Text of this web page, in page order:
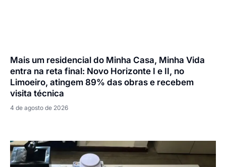
Mais um residencial do Minha Casa, Minha Vida
entra na reta final: Novo Horizonte I e II, no
Limoeiro, atingem 89% das obras e recebem
visita técnica
4 de agosto de 2026